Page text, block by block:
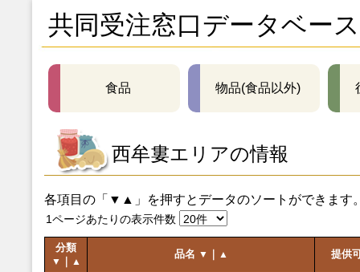
共同受注窓口データベース
食品 物品(食品以外)
西牟婁エリアの情報
各項目の「▼▲」を押すとデータのソートができます
1ページあたりの表示件数
分類
▼ ▲
品名 ▼ ▲ 提供